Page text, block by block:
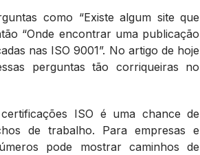
como “Existe algum site que
“Onde encontrar uma publicação
nas ISO 9001”. No artigo de hoje
perguntas tão corriqueiras no
ISO é uma chance de
de trabalho. Para empresas e
pode mostrar caminhos de